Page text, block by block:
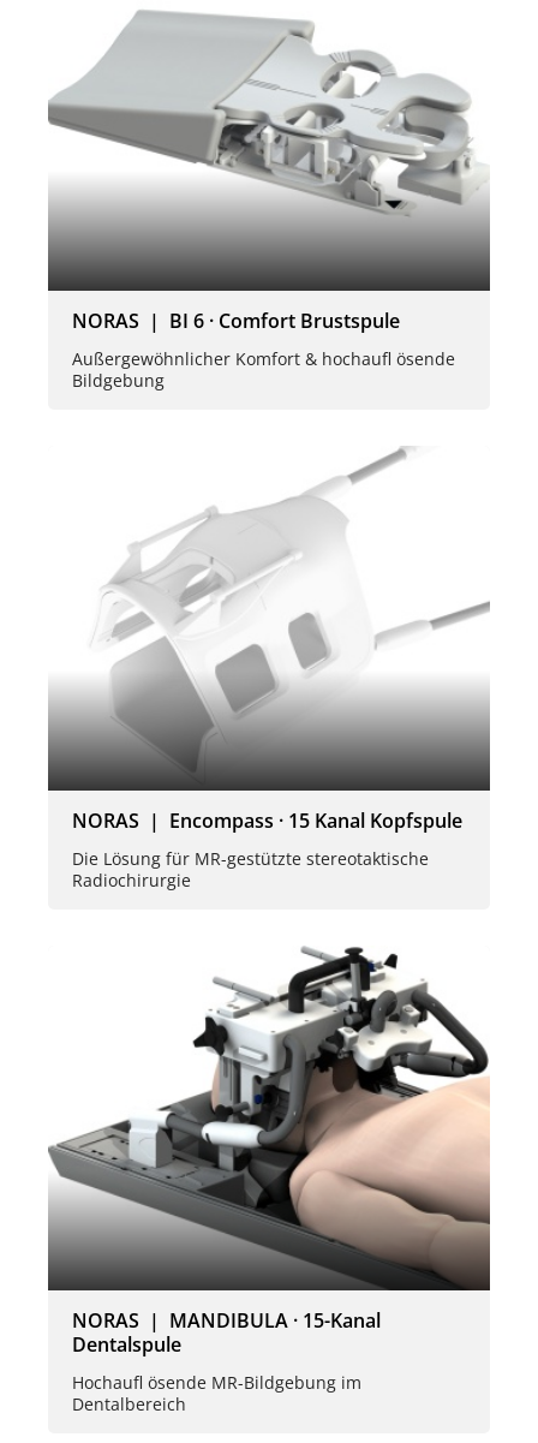
NORAS | BI 6 · Comfort Brustspule
Außergewöhnlicher Komfort & hochaufl ösende
Bildgebung
NORAS | Encompass · 15 Kanal Kopfspule
Die Lösung für MR-gestützte stereotaktische
Radiochirurgie
NORAS | MANDIBULA · 15-Kanal
Dentalspule
Hochaufl ösende MR-Bildgebung im
Dentalbereich